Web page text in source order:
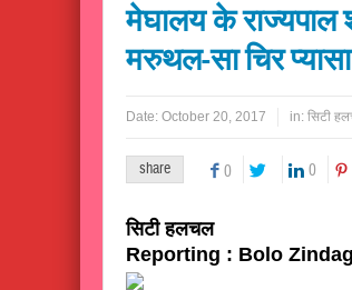
मेघालय के राज्यपाल
मरुथल-सा चिर
Date: October 20, 2017 in: सिटी
share 0 0
सिटी हलचल
Reporting : Bolo